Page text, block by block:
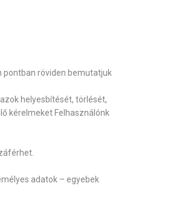
pontban röviden bemutatjuk
helyesbítését, törlését,
kérelmeket Felhasználónk
adatok – egyebek